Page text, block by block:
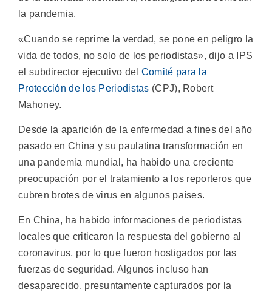
la pandemia.
«Cuando se reprime la verdad, se pone en peligro la
vida de todos, no solo de los periodistas», dijo a IPS
el subdirector ejecutivo del Comité para la
Protección de los Periodistas (CPJ), Robert
Mahoney.
Desde la aparición de la enfermedad a fines del año
pasado en China y su paulatina transformación en
una pandemia mundial, ha habido una creciente
preocupación por el tratamiento a los reporteros que
cubren brotes de virus en algunos países.
En China, ha habido informaciones de periodistas
locales que criticaron la respuesta del gobierno al
coronavirus, por lo que fueron hostigados por las
fuerzas de seguridad. Algunos incluso han
desaparecido, presuntamente capturados por la